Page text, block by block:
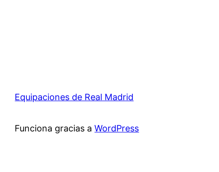
Equipaciones de Real Madrid
Funciona gracias aWordPress